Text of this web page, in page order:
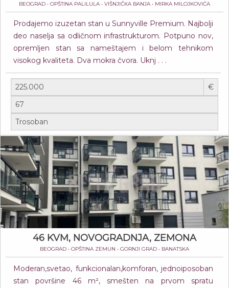
BEOGRAD • OPŠTINA PALILULA • VIŠNJIČKA BANJA • MIRKA MILOJKOVIĆA
Prodajemo izuzetan stan u Sunnyville Premium. Najbolji
deo naselja sa odličnom infrastrukturom. Potpuno nov,
opremljen stan sa nameštajem i belom tehnikom
visokog kvaliteta. Dva mokra čvora. Uknj . . .
€
46 KVM, NOVOGRADNJA, ZEMONA
BEOGRAD • OPŠTINA ZEMUN • GORNJI GRAD • BANATSKA
Moderan,svetao, funkcionalan,komforan, jednoiposoban
stan površine 46 m², smešten na prvom spratu